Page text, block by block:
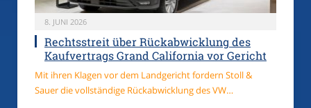
8. JUNI 2026
Rechtsstreit über Rückabwicklung des
Kaufvertrags Grand California vor Gericht
Mit ihren Klagen vor dem Landgericht fordern Stoll &
Sauer die vollständige Rückabwicklung des VW…